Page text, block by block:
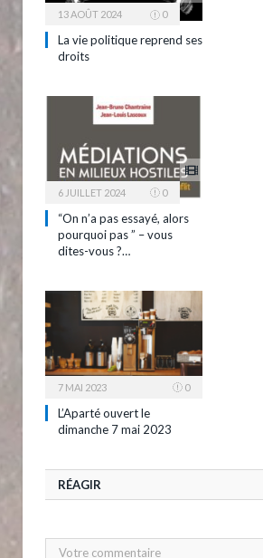
13 AOÛT 2024 0
La vie politique reprend ses
droits
6 JUILLET 2024 0
“On n’a pas essayé, alors
pourquoi pas ” – vous
dites-vous ?…
7 MAI 2023 0
L’Aparté ouvert le
dimanche 7 mai 2023
RÉAGIR